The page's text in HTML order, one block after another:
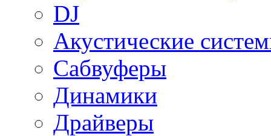
DJ
Акустические
Сабвуферы
Динамики
Драйверы